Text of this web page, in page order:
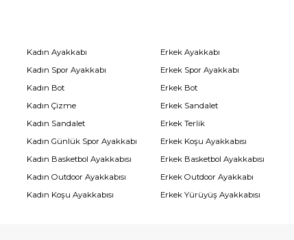
Kadın Ayakkabı
Kadın Spor Ayakkabı
Kadın Bot
Kadın Çizme
Kadın Sandalet
Kadın Günlük Spor Ayakkabı
Kadın Basketbol Ayakkabısı
Kadın Outdoor Ayakkabısı
Kadın Koşu Ayakkabısı
Erkek Ayakkabı
Erkek Spor Ayakkabı
Erkek Bot
Erkek Sandalet
Erkek Terlik
Erkek Koşu Ayakkabısı
Erkek Basketbol Ayakkabısı
Erkek Outdoor Ayakkabı
Erkek Yürüyüş Ayakkabısı